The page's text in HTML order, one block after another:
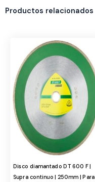
Productos relacionados
Disco diamantado DT 600 F |
Supra continuo | 250mm | Para